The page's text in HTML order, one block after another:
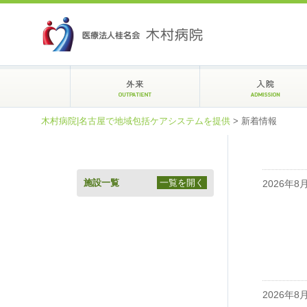
木村病院|名古屋で地域包括ケアシステムを提供 > 新着情報
施設一覧 一覧を開く 2026年8
2026年8